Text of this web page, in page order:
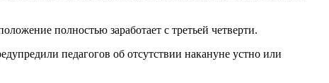
полностью заработает с третьей четверти.
педагогов об отсутствии накануне устно или